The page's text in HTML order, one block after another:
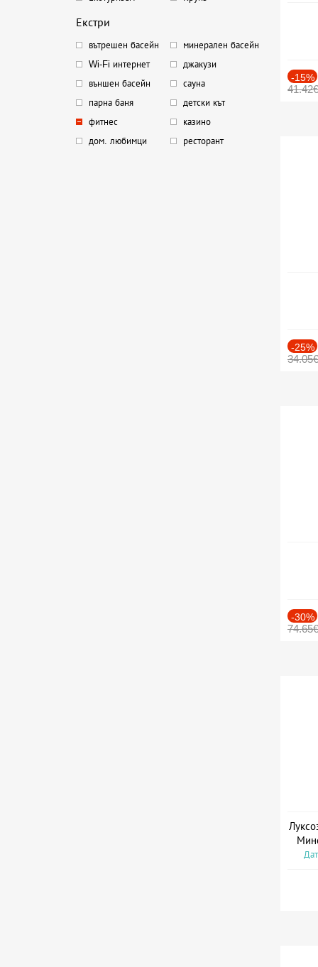
Екстри
вътрешен басейн
минерален басейн
Wi-Fi интернет
джакузи
външен басейн
сауна
парна баня
детски кът
фитнес
казино
дом. любимци
ресторант
-15%
41.42€
-25%
34.05€
-30%
74.65€